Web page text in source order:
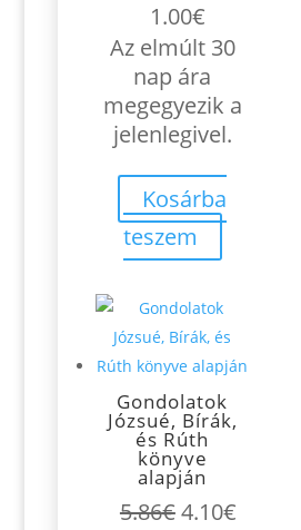
1.00€
Az elmúlt 30
nap ára
megegyezik a
jelenlegivel.
Kosárba
teszem
Gondolatok
Józsué, Bírák,
és Rúth
könyve
alapján
5.86€Original
4.10€Current